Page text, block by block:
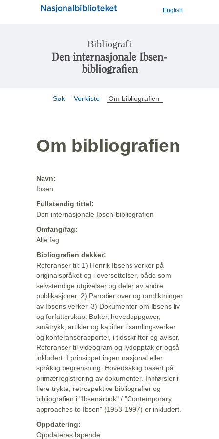
English
Bibliografi
Den internasjonale Ibsen-
bibliografien
Søk Verkliste Om bibliografien
Om bibliografien
Navn:
Ibsen
Fullstendig tittel:
Den internasjonale Ibsen-bibliografien
Omfang/fag:
Alle fag
Bibliografien dekker:
Referanser til: 1) Henrik Ibsens verker på
originalspråket og i oversettelser, både som
selvstendige utgivelser og deler av andre
publikasjoner. 2) Parodier over og omdiktninger
av Ibsens verker. 3) Dokumenter om Ibsens liv
og forfatterskap: Bøker, hovedoppgaver,
småtrykk, artikler og kapitler i samlingsverker
og konferanserapporter, i tidsskrifter og aviser.
Referanser til videogram og lydopptak er også
inkludert. I prinsippet ingen nasjonal eller
språklig begrensning. Hovedsaklig basert på
primærregistrering av dokumenter. Innførsler i
flere trykte, retrospektive bibliografier og
bibliografien i "Ibsenårbok" / "Contemporary
approaches to Ibsen" (1953-1997) er inkludert.
Oppdatering:
Oppdateres løpende